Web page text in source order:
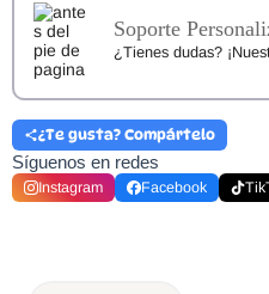
Soporte
¿Tienes dudas?
¿Te gusta? Compártelo
Síguenos en redes
Instagram Facebook